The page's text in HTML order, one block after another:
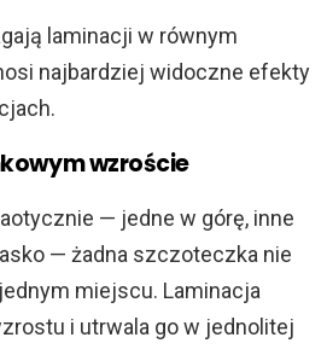
laminacji w równym
najbardziej widoczne efekty
wzroście
— jedne w górę, inne
— żadna szczoteczka nie
miejscu. Laminacja
i utrwala go w jednolitej